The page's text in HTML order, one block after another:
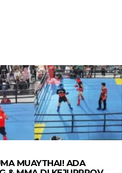
MUAYTHAI! ADA